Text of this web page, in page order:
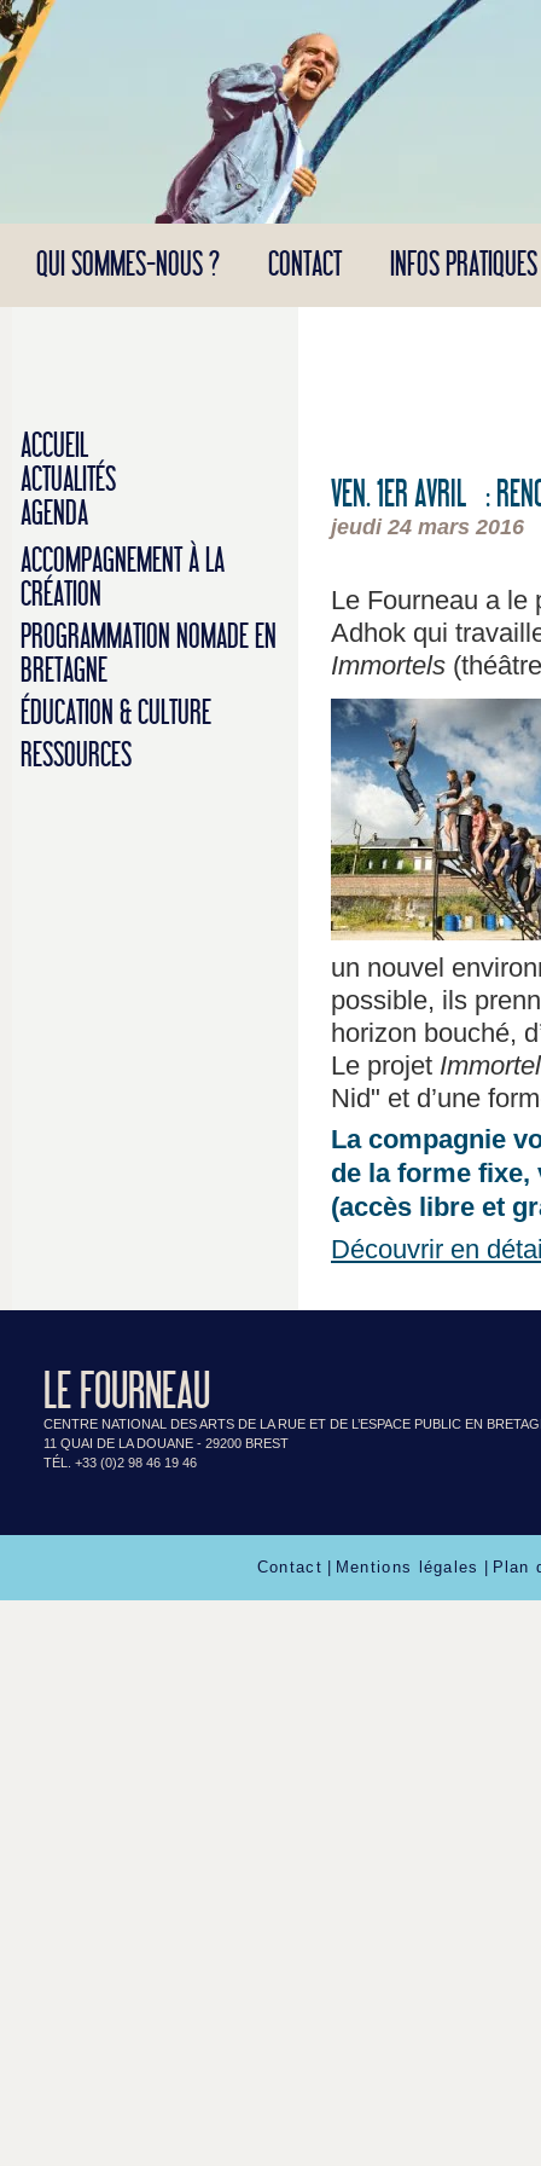
Panneau de gestion des cookies
QUI SOMMES-NOUS ? CONTACT INFOS PRATIQUES
ACCUEIL
ACTUALITÉS
AGENDA
ACCOMPAGNEMENT À LA
CRÉATION
PROGRAMMATION NOMADE EN
BRETAGNE
ÉDUCATION & CULTURE
RESSOURCES
VEN. 1ER AVRIL :
jeudi 24 mars 2016
Le Fourneau a le
Adhok qui
Immortels
un nouvel
possible, ils
horizon bouché,
Le projet
Nid" et d’une
La compagnie
de la forme fixe,
(accès libre et
Découvrir en
LE FOURNEAU
CENTRE NATIONAL DES ARTS DE LA RUE ET DE L’ESPACE PUBLIC EN
11 QUAI DE LA DOUANE - 29200 BREST
TÉL. +33 (0)2 98 46 19 46
Contact Mentions légales Plan